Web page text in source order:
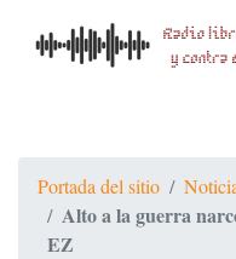
Portada del sitio
Alto a la guerra
EZ